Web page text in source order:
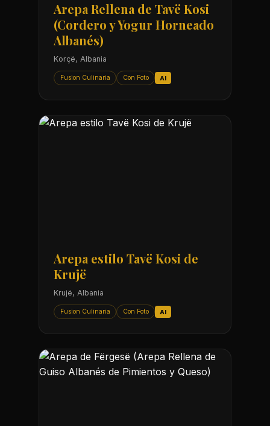
Arepa Rellena de Tavë Kosi
(Cordero y Yogur Horneado
Albanés)
Korçë, Albania
Fusion Culinaria Con Foto AI
Arepa estilo Tavë Kosi de
Krujë
Krujë, Albania
Fusion Culinaria Con Foto AI